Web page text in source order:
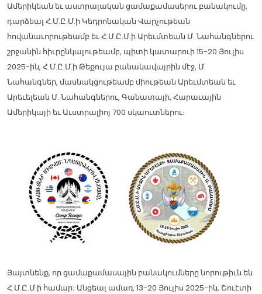
Ամերիկեան եւ աստրալական ցամաքամասերու բանակումը,
դարձեալ Հ.Մ.Ը.Մ.ի Կեդրոնական Վարչութեան
հովանաւորութեամբ եւ Հ.Մ.Ը.Մ.ի Արեւմտեան Մ. Նահանգներու
շրջանին հիւրընկալութեամբ, պիտի կատարուի 15-20 Յուլիս
2025-ին, Հ.Մ.Ը.Մ.ի Թեքույա բանակավայրին մէջ, Մ.
Նահանգներ, մասնակցութեամբ միութեան Արեւմտեան եւ
Արեւելեան Մ. Նահանգներու, Գանատայի, Հարաւային
Ամերիկայի եւ Աւստրալիոյ 700 սկաուտներու։
Յայտնենք, որ ցամաքամասային բանակումները նորութիւն են
Հ.Մ.Ը.Մ.ի համար։ Անցեալ ամառ, 13-20 Յուլիս 2025-ին, Շուէտի